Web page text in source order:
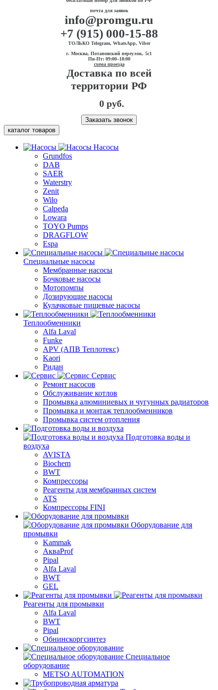
почта для заявок
info@promgu.ru
+7 (915) 000-15-88
ТОЛЬКО Telegram, WhatsApp, Viber
г. Москва, Потаповский переулок, 5с1
Пн-Пт: 09:00–18:00
схема проезда
Доставка по всей
территории РФ
0 руб.
Заказать звонок
каталог товаров
Насосы
Grundfos
DAB
SAER
Waterstry
Zenit
Wilo
Calpeda
Lowara
TOYO Pumps
DRAGFLOW
Espa
Специальные насосы
Мембранные насосы
Бочковые насосы
Мотопомпы
Дозирующие насосы
Кулачковые пищевые насосы
Теплообменники
Alfa Laval
Funke
APV (АПВ Теплотекс)
Kaori
Ридан
Сервис
Ремонт насосов
Обслуживание котлов
Промывка алюминиевых и чугунных радиаторов
Промывка и монтаж теплообменников
Промывка систем отопления
Подготовка воды и
воздуха
AVISTA
Biochem
BWT
Компрессоры
Реагенты для мембранных систем
ATS
Компрессоры FINI
Оборудование для
промывки
Kammak
АкваProf
Pipal
Alfa Laval
BWT
GEL
Реагенты для промывки
Alfa Laval
BWT
Pipal
Обнинскоргсинтез
Специальное
оборудование
METSO AUTOMATION